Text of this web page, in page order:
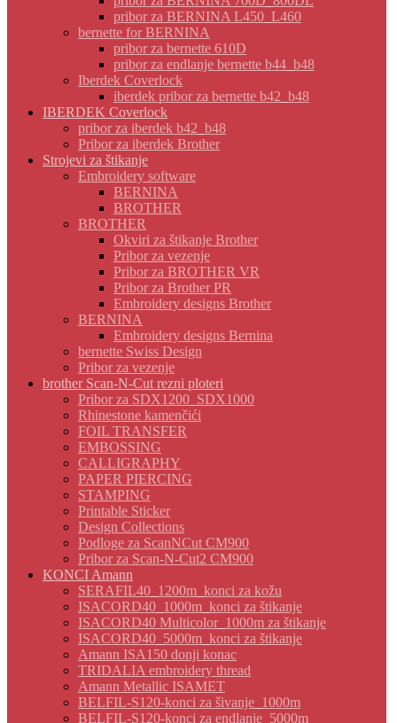
pribor za BERNINA L450_L460
bernette for BERNINA
pribor za bernette 610D
pribor za endlanje bernette b44_b48
Iberdek Coverlock
iberdek pribor za bernette b42_b48
IBERDEK Coverlock
pribor za iberdek b42_b48
Pribor za iberdek Brother
Strojevi za štikanje
Embroidery software
BERNINA
BROTHER
BROTHER
Okviri za štikanje Brother
Pribor za vezenje
Pribor za BROTHER VR
Pribor za Brother PR
Embroidery designs Brother
BERNINA
Embroidery designs Bernina
bernette Swiss Design
Pribor za vezenje
brother Scan-N-Cut rezni ploteri
Pribor za SDX1200_SDX1000
Rhinestone kamenčići
FOIL TRANSFER
EMBOSSING
CALLIGRAPHY
PAPER PIERCING
STAMPING
Printable Sticker
Design Collections
Podloge za ScanNCut CM900
Pribor za Scan-N-Cut2 CM900
KONCI Amann
SERAFIL40_1200m_konci za kožu
ISACORD40_1000m_konci za štikanje
ISACORD40 Multicolor_1000m za štikanje
ISACORD40_5000m_konci za štikanje
Amann ISA150 donji konac
TRIDALIA embroidery thread
Amann Metallic ISAMET
BELFIL-S120-konci za šivanje_1000m
BELFIL-S120-konci za endlanje_5000m